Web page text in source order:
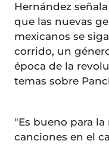
Hernández
que las nuevas
mexicanos se
corrido, un
época de la
temas sobre
"Es bueno para
canciones en el